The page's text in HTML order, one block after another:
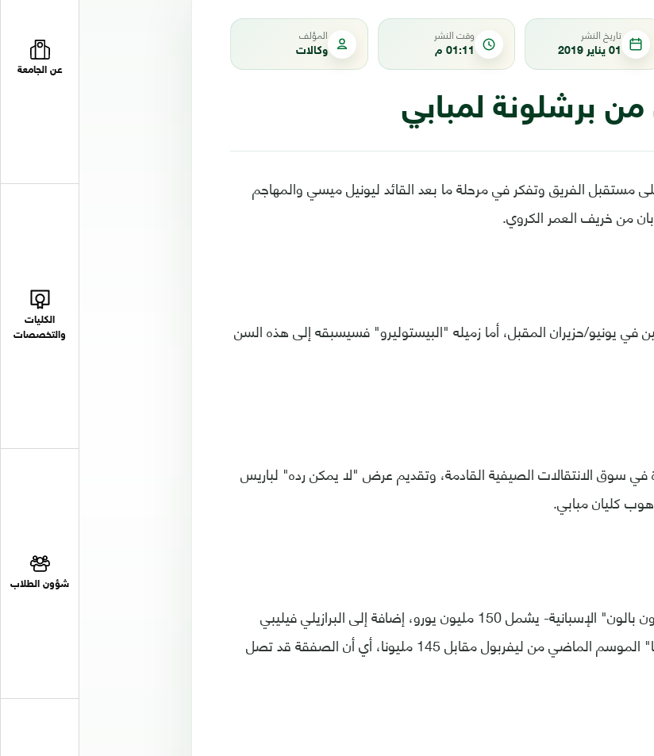
عن الجامعة
الكليات
والتخصصات
شؤون الطلاب
تاريخ النشر
01 يناير 2019
وقت النشر
01:11 م
المؤلف
وكالات
برشلونة لمبابي
مستقبل الفريق وتفكر في مرحلة ما بعد القائد ليونيل ميسي والمهاجم
من خريف العمر الكروي.
في يونيو/حزيران المقبل، أما زميله "البيستوليرو" فسيسبقه إلى هذه السن
في سوق الانتقالات الصيفية القادمة، وتقديم عرض "لا يمكن رده" لباريس
كليان مبابي.
والعرض -بحسب صحيفة "دون بالون" الإسبانية- يشمل 150 مليون يورو، إضافة إلى البرازيلي فيليبي
كوتينيو الذي ضمه "البلوغرانا" الموسم الماضي من ليفربول مقابل 145 مليونا، أي أن الصفقة قد تصل